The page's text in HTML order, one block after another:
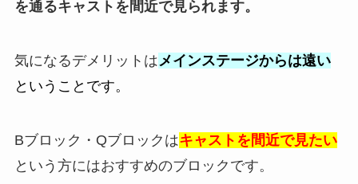
を通るキャストを間近で見られます。
気になるデメリットは メインステージからは遠い
ということです。
Bブロック・Qブロックはキャストを間近で見たい
という方にはおすすめのブロックです。